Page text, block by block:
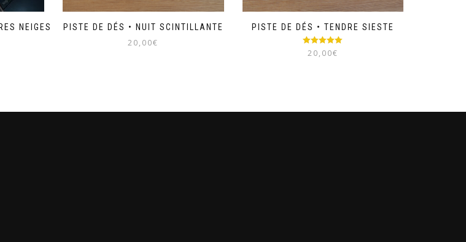
NEIGES PISTE DE DÉS • NUIT SCINTILLANTE
20,00€
PISTE DE DÉS • TENDRE SIESTE
Note5.00
sur 5
20,00€